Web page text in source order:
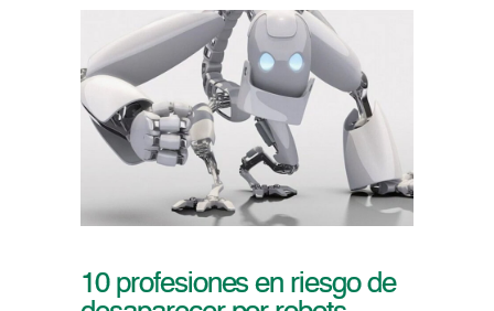
10 profesiones en riesgo de